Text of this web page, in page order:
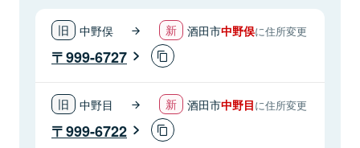
中野俣 酒田市中野俣に住所変更
999-6727
中野目 酒田市中野目に住所変更
999-6722